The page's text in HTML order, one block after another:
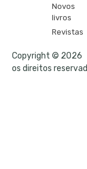
Novos
livros
Revistas
Copyright © 2026
os direitos